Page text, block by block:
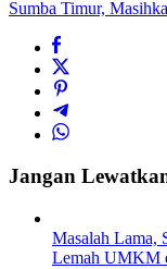
Sumba Timur,
Jangan
Masalah Lama,
Lemah UMKM